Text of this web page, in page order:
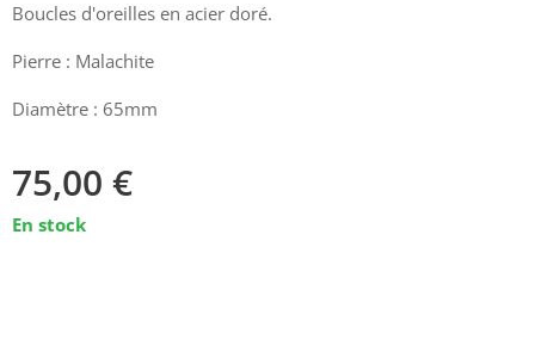
Boucles d'oreilles en acier doré.
Pierre : Malachite
Diamètre : 65mm
75,00 €
En stock